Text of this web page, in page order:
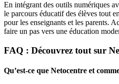
En intégrant des outils numériques
le parcours éducatif des élèves tout
pour les enseignants et les parents.
faire un pas vers une éducation
FAQ : Découvrez tout sur
Qu’est-ce que Netocentre et